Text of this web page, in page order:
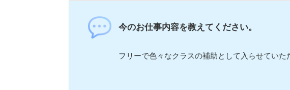
今のお仕事内容を教えてください。
フリーで色々なクラスの補助として入らせていた